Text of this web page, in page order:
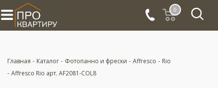
0
Главная - Каталог - Фотопанно и фрески - Affresco - Rio
- Affresco Rio арт. AF2081-COL8